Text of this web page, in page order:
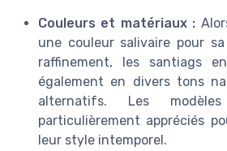
Couleurs et matériaux :
une couleur salivaire pour
raffinement, les santiags
également en divers tons
alternatifs. Les
particulièrement appréciés
leur style intemporel.